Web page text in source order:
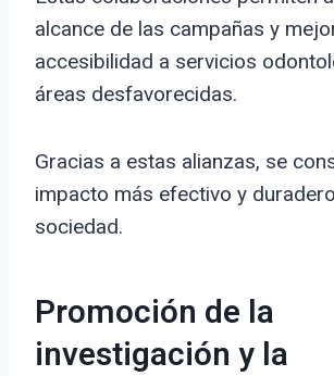
alcance de las campañas y
accesibilidad a servicios
áreas desfavorecidas.
Gracias a estas alianzas, se
impacto más efectivo y
sociedad.
Promoción de la
investigación y la